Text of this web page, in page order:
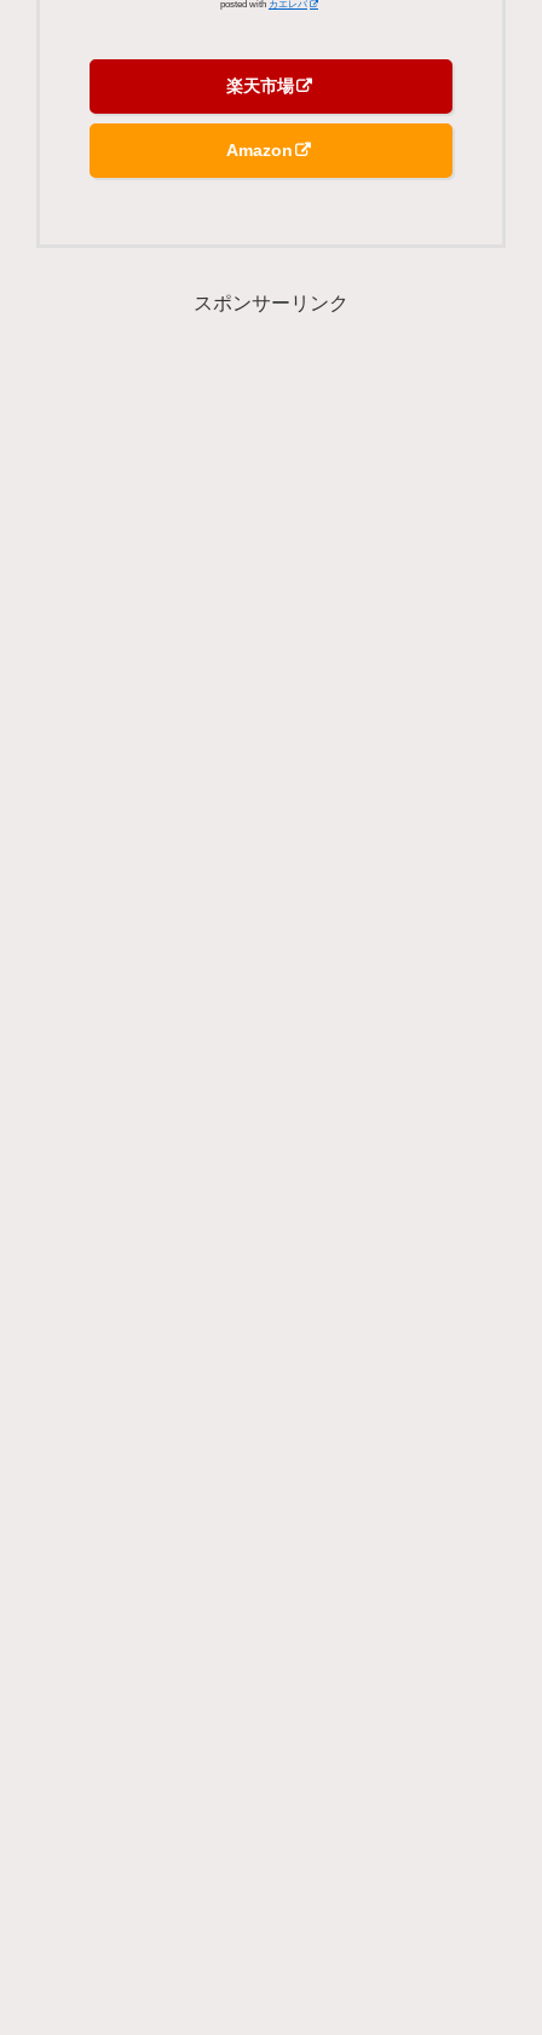
posted with カエレバ
楽天市場
Amazon
スポンサーリンク